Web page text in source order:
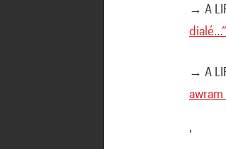
→ A
→ A
'